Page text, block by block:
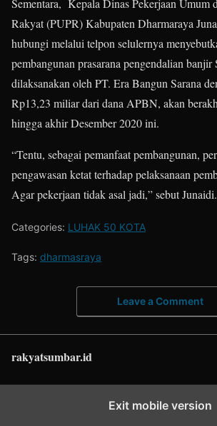
Sementara, Kepala Dinas Pekerjaan Umum
Rakyat (PUPR) Kabupaten Dharmaraya
hubungi melalui telpon selulernya
pembangunan prasarana pengendalian
dilaksanakan oleh PT. Era Bangun Sarana
Rp13,23 miliar dari dana APBN, akan
hingga akhir Desember 2020 ini.
“Tentu, sebagai pemanfaat pembangunan,
pengawasan ketat terhadap pelaksanaan
Agar pekerjaan tidak asal jadi,” sebut Junaidi.
Categories: LUHAK 50 KOTA
Tags: dharmasraya
Leave a Comment
rakyatsumbar.id
Exit mobile version